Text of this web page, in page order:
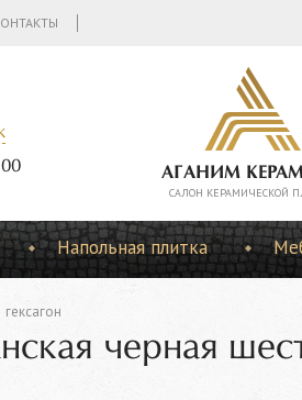
АГАНИМ
CАЛОН КЕРАМИЧЕСКОЙ
Напольная плитка
гексагон
черная